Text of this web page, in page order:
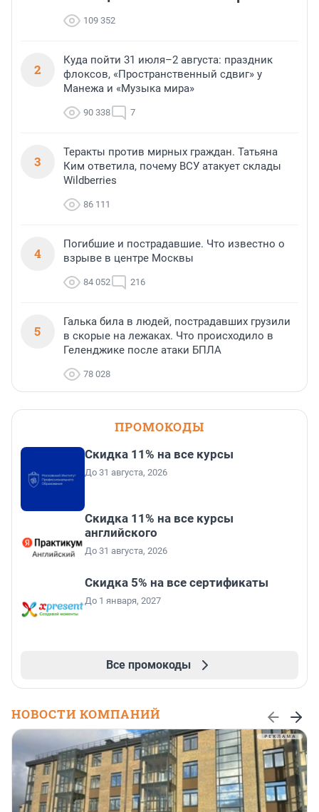
109 352
2
Куда пойти 31 июля–2 августа: праздник
флоксов, «Пространственный сдвиг» у
Манежа и «Музыка мира»
90 338 7
3
Теракты против мирных граждан. Татьяна
Ким ответила, почему ВСУ атакует склады
Wildberries
86 111
4
Погибшие и пострадавшие. Что известно о
взрыве в центре Москвы
84 052 216
5
Галька била в людей, пострадавших грузили
в скорые на лежаках. Что происходило в
Геленджике после атаки БПЛА
78 028
ПРОМОКОДЫ
Скидка 11% на все курсы
До 31 августа, 2026
Скидка 11% на все курсы
английского
До 31 августа, 2026
Скидка 5% на все сертификаты
До 1 января, 2027
Все промокоды
НОВОСТИ КОМПАНИЙ